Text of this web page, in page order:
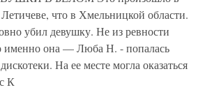
что в Хмельницкой области.
убил девушку. Не из ревности
именно она — Люба Н. - попалась
На ее месте могла оказаться
К